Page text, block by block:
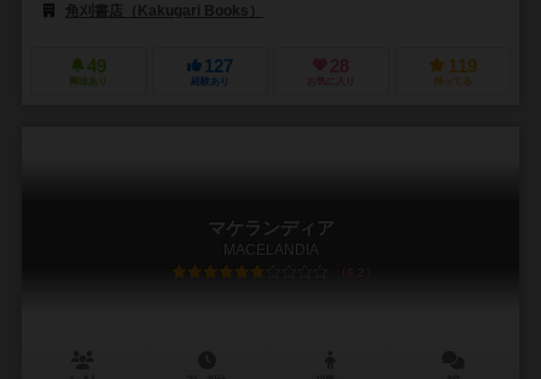
角刈書店（Kakugari Books）
49
興味あり
127
経験あり
28
お気に入り
119
持ってる
マケランディア
MACELANDIA
6.2